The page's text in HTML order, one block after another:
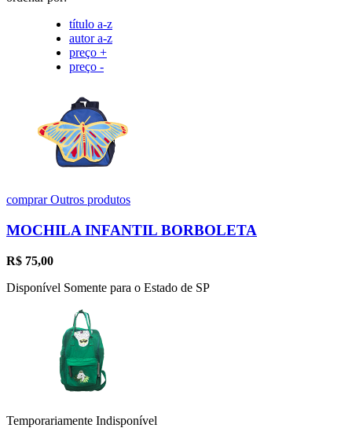
título a-z
autor a-z
preço +
preço -
comprarOutros produtos
MOCHILA INFANTIL BORBOLETA
R$ 75,00
Disponível Somente para o Estado de SP
Temporariamente Indisponível